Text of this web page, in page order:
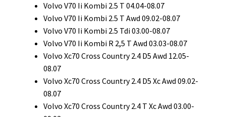
Volvo V70 Ii Kombi 2.5 T 04.04-08.07
Volvo V70 Ii Kombi 2.5 T Awd 09.02-08.07
Volvo V70 Ii Kombi 2.5 Tdi 03.00-08.07
Volvo V70 Ii Kombi R 2,5 T Awd 03.03-08.07
Volvo Xc70 Cross Country 2.4 D5 Awd 12.05-
08.07
Volvo Xc70 Cross Country 2.4 D5 Xc Awd 09.02-
08.07
Volvo Xc70 Cross Country 2.4 T Xc Awd 03.00-